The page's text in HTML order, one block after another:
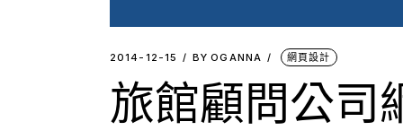
2014-12-15 BY OGANNA 網頁設計
旅館顧問公司